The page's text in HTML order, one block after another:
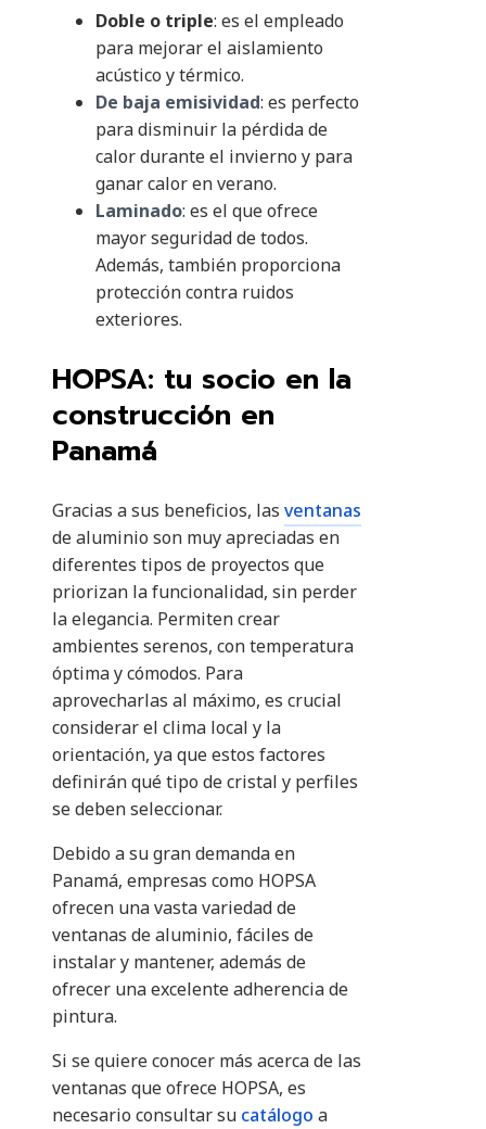
Doble o triple: es el empleado
para mejorar el aislamiento
acústico y térmico.
De baja emisividad: es perfecto
para disminuir la pérdida de
calor durante el invierno y para
ganar calor en verano.
Laminado: es el que ofrece
mayor seguridad de todos.
Además, también proporciona
protección contra ruidos
exteriores.
HOPSA: tu socio en la
construcción en
Panamá
Gracias a sus beneficios, las ventanas
de aluminio son muy apreciadas en
diferentes tipos de proyectos que
priorizan la funcionalidad, sin perder
la elegancia. Permiten crear
ambientes serenos, con temperatura
óptima y cómodos. Para
aprovecharlas al máximo, es crucial
considerar el clima local y la
orientación, ya que estos factores
definirán qué tipo de cristal y perfiles
se deben seleccionar.
Debido a su gran demanda en
Panamá, empresas como HOPSA
ofrecen una vasta variedad de
ventanas de aluminio, fáciles de
instalar y mantener, además de
ofrecer una excelente adherencia de
pintura.
Si se quiere conocer más acerca de las
ventanas que ofrece HOPSA, es
necesario consultar su catálogo a